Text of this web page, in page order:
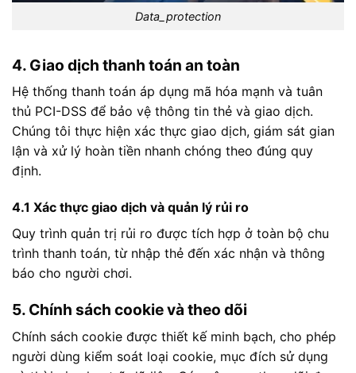
Data_protection
4. Giao dịch thanh toán an toàn
Hệ thống thanh toán áp dụng mã hóa mạnh và tuân
thủ PCI-DSS để bảo vệ thông tin thẻ và giao dịch.
Chúng tôi thực hiện xác thực giao dịch, giám sát gian
lận và xử lý hoàn tiền nhanh chóng theo đúng quy
định.
4.1 Xác thực giao dịch và quản lý rủi ro
Quy trình quản trị rủi ro được tích hợp ở toàn bộ chu
trình thanh toán, từ nhập thẻ đến xác nhận và thông
báo cho người chơi.
5. Chính sách cookie và theo dõi
Chính sách cookie được thiết kế minh bạch, cho phép
người dùng kiểm soát loại cookie, mục đích sử dụng